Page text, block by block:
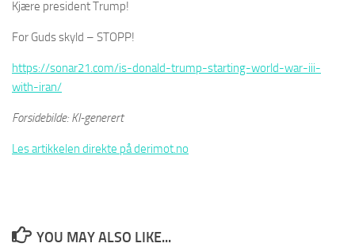
Kjære president Trump!
For Guds skyld – STOPP!
https://sonar21.com/is-donald-trump-starting-world-war-iii-
with-iran/
Forsidebilde: KI-generert
Les artikkelen direkte på derimot.no
YOU MAY ALSO LIKE...